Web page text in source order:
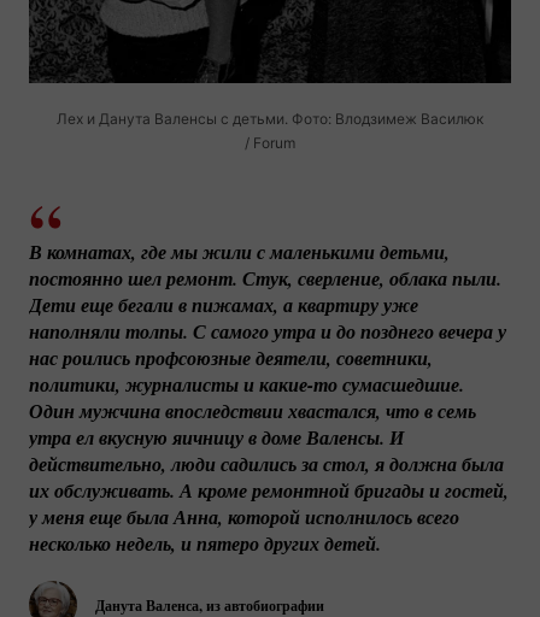
Лех и Данута Валенсы с детьми. Фото: Влодзимеж Василюк
/ Forum
Данута Валенса, из автобиографии
В комнатах, где мы жили с маленькими детьми,
постоянно шел ремонт. Стук, сверление, облака пыли.
Дети еще бегали в пижамах, а квартиру уже
наполняли толпы. С самого утра и до позднего вечера у
нас роились профсоюзные деятели, советники,
политики, журналисты и какие-то сумасшедшие.
Один мужчина впоследствии хвастался, что в семь
утра ел вкусную яичницу в доме Валенсы. И
действительно, люди садились за стол, я должна была
их обслуживать. А кроме ремонтной бригады и гостей,
у меня еще была Анна, которой исполнилось всего
несколько недель, и пятеро других детей.